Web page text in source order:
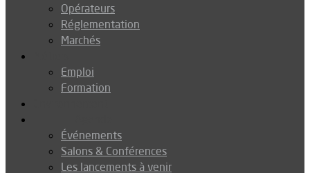
Opérateurs
Réglementation
Marchés
Emploi
Formation
Événements
Salons & Conférences
Les lancements à venir